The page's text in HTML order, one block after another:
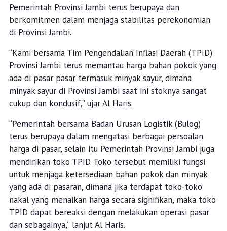
Pemerintah Provinsi Jambi terus berupaya dan
berkomitmen dalam menjaga stabilitas perekonomian
di Provinsi Jambi.
“Kami bersama Tim Pengendalian Inflasi Daerah (TPID)
Provinsi Jambi terus memantau harga bahan pokok yang
ada di pasar pasar termasuk minyak sayur, dimana
minyak sayur di Provinsi Jambi saat ini stoknya sangat
cukup dan kondusif,” ujar Al Haris.
“Pemerintah bersama Badan Urusan Logistik (Bulog)
terus berupaya dalam mengatasi berbagai persoalan
harga di pasar, selain itu Pemerintah Provinsi Jambi juga
mendirikan toko TPID. Toko tersebut memiliki fungsi
untuk menjaga ketersediaan bahan pokok dan minyak
yang ada di pasaran, dimana jika terdapat toko-toko
nakal yang menaikan harga secara signifikan, maka toko
TPID dapat bereaksi dengan melakukan operasi pasar
dan sebagainya,” lanjut Al Haris.